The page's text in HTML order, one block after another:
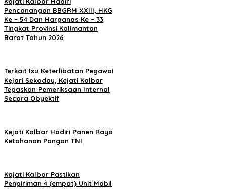
Pencanangan BBGRM XXIII, HKG
Ke – 54 Dan Harganas Ke – 33
Tingkat Provinsi Kalimantan
Barat Tahun 2026
Terkait Isu Keterlibatan Pegawai
Kejari Sekadau, Kejati Kalbar
Tegaskan Pemeriksaan Internal
Secara Obyektif
Kejati Kalbar Hadiri Panen Raya
Ketahanan Pangan TNI
Kajati Kalbar Pastikan
Pengiriman 4 (empat) Unit Mobil